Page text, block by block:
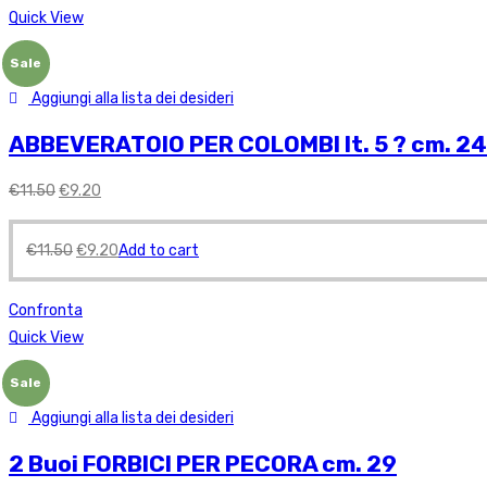
Quick View
Sale
Aggiungi alla lista dei desideri
ABBEVERATOIO PER COLOMBI lt. 5 ? cm.
€11.50€9.20
€11.50€9.20Add to cart
Confronta
Quick View
Sale
Aggiungi alla lista dei desideri
2 Buoi FORBICI PER PECORA cm. 29